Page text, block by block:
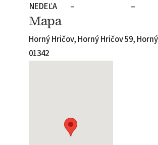
NEDEĽA
– –
Mapa
Horný Hričov, Horný Hričov 59,
01342